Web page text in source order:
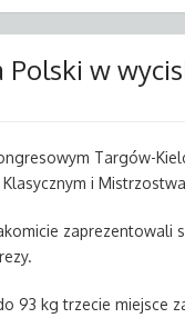
w
Targów-
i
zaprezentowali
93 kg trzecie miejsce